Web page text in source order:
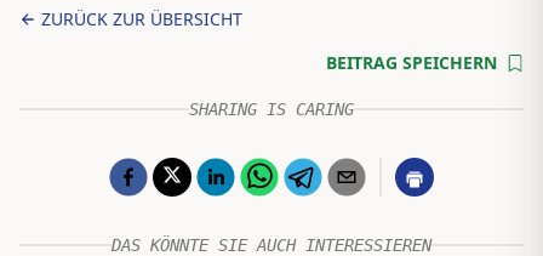
ZURÜCK ZUR ÜBERSICHT
BEITRAG SPEICHERN
SHARING IS CARING
DAS KÖNNTE SIE AUCH INTERESSIEREN